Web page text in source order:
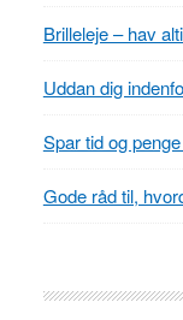
Brilleleje – hav
Uddan dig
Spar tid og
Gode råd til,